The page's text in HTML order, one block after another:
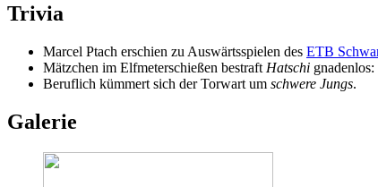
Trivia
Marcel Ptach erschien zu Auswärtsspielen des ETB
Mätzchen im Elfmeterschießen bestraft Hatschi gnadenlos:
Beruflich kümmert sich der Torwart um schwere Jungs.
Galerie